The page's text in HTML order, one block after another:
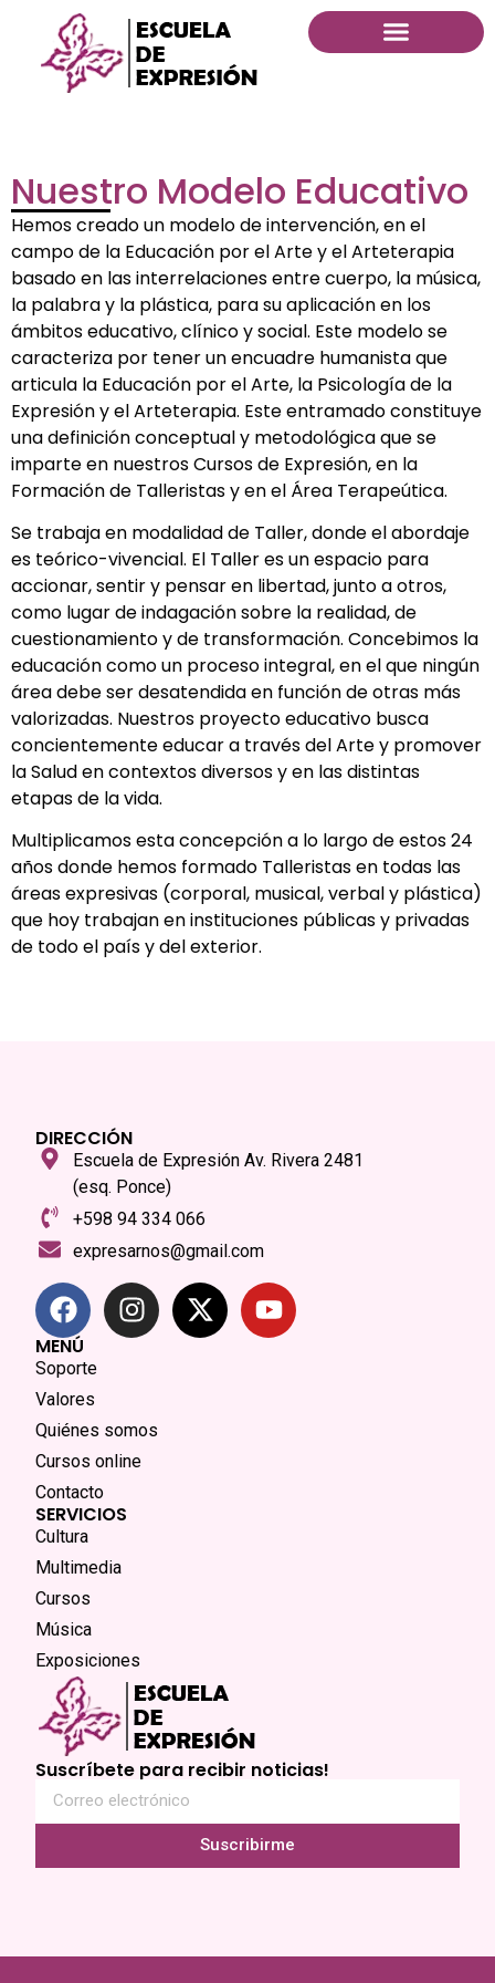
Nuestro Modelo Educativo
Hemos creado un modelo de intervención, en el
campo de la Educación por el Arte y el Arteterapia
basado en las interrelaciones entre cuerpo, la música,
la palabra y la plástica, para su aplicación en los
ámbitos educativo, clínico y social. Este modelo se
caracteriza por tener un encuadre humanista que
articula la Educación por el Arte, la Psicología de la
Expresión y el Arteterapia. Este entramado constituye
una definición conceptual y metodológica que se
imparte en nuestros Cursos de Expresión, en la
Formación de Talleristas y en el Área Terapeútica.
Se trabaja en modalidad de Taller, donde el abordaje
es teórico-vivencial. El Taller es un espacio para
accionar, sentir y pensar en libertad, junto a otros,
como lugar de indagación sobre la realidad, de
cuestionamiento y de transformación. Concebimos la
educación como un proceso integral, en el que ningún
área debe ser desatendida en función de otras más
valorizadas. Nuestros proyecto educativo busca
concientemente educar a través del Arte y promover
la Salud en contextos diversos y en las distintas
etapas de la vida.
Multiplicamos esta concepción a lo largo de estos 24
años donde hemos formado Talleristas en todas las
áreas expresivas (corporal, musical, verbal y plástica)
que hoy trabajan en instituciones públicas y privadas
de todo el país y del exterior.
Suscríbete para recibir noticias!
Suscribirme
SERVICIOS
Cultura
Multimedia
Cursos
Música
Exposiciones
MENÚ
Soporte
Valores
Quiénes somos
Cursos online
Contacto
DIRECCIÓN
Escuela de Expresión Av. Rivera 2481
(esq. Ponce)
+598 94 334 066
expresarnos@gmail.com